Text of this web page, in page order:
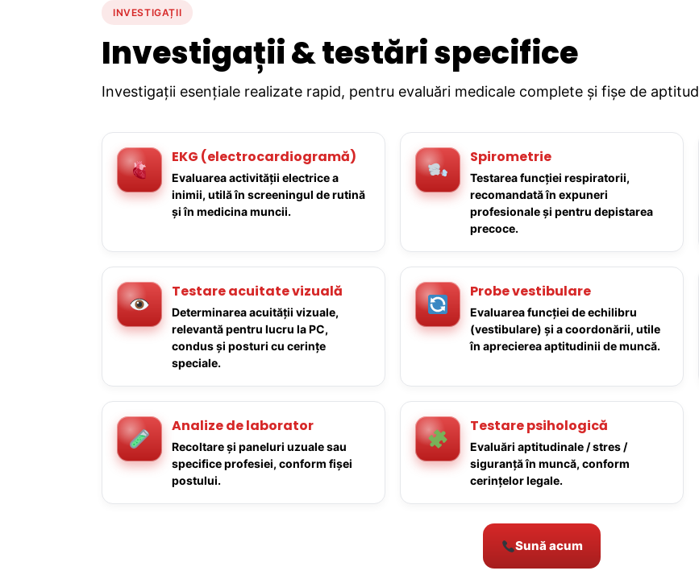
INVESTIGAȚII
Investigații & testări specifice
Investigații esențiale realizate rapid, pentru evaluări medicale complete și fișe de
EKG (electrocardiogramă)
Evaluarea activității electrice a
inimii, utilă în screeningul de rutină
și în medicina muncii.
Spirometrie
Testarea funcției respiratorii,
recomandată în expuneri
profesionale și pentru depistarea
precoce.
Testare acuitate vizuală
Determinarea acuității vizuale,
relevantă pentru lucru la PC,
condus și posturi cu cerințe
speciale.
Probe vestibulare
Evaluarea funcției de echilibru
(vestibulare) și a coordonării, utile
în aprecierea aptitudinii de muncă.
Analize de laborator
Recoltare și paneluri uzuale sau
specifice profesiei, conform fișei
postului.
Testare psihologică
Evaluări aptitudinale / stres /
siguranță în muncă, conform
cerințelor legale.
Sună acum